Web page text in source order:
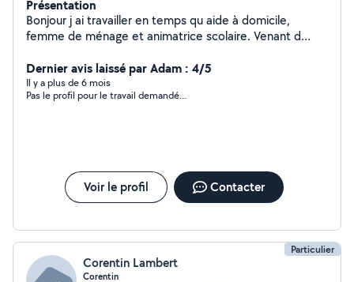
Présentation
Bonjour j ai travailler en temps qu aide à domicile,
femme de ménage et animatrice scolaire. Venant d
pouvoir me remettre sur pieds.
Dernier avis laissé par Adam : 4/5
Il y a plus de 6 mois
Pas le profil pour le travail demandé...
Voir le profil Contacter
Particulier
Corentin Lambert
Corentin